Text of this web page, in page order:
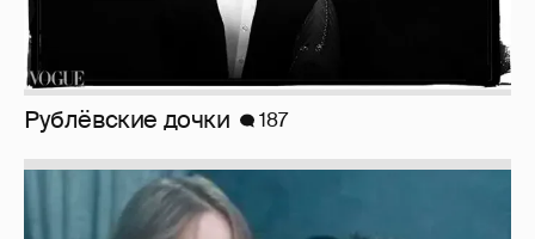
Неужели правда?